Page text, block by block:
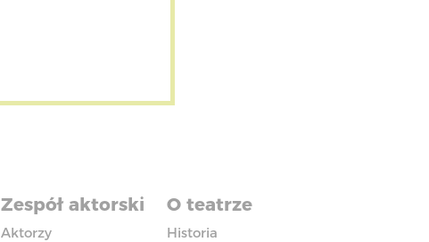
Zespół aktorski
Aktorzy
O teatrze
Historia